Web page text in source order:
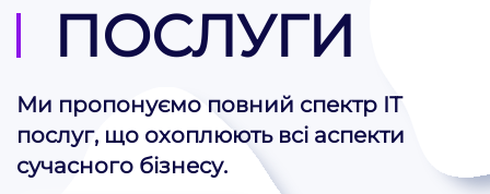
ПОСЛУГИ
Ми пропонуємо повний спектр ІТ
послуг, що охоплюють всі аспекти
сучасного бізнесу.